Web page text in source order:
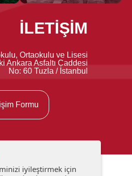
İLETİŞİM
Ortaokulu ve Lisesi
Ankara Asfaltı Caddesi
No: 60 Tuzla / İstanbul
Formu
iyileştirmek için